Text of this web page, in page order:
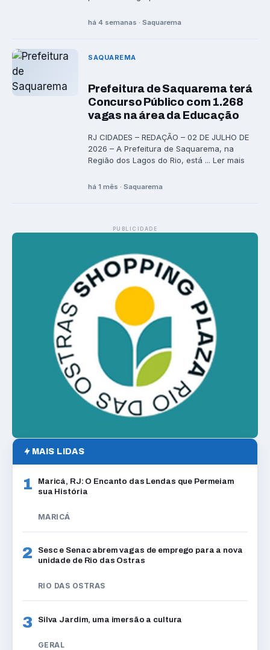
há 4 semanas · Saquarema
SAQUAREMA
Prefeitura de Saquarema terá
Concurso Público com 1.268
vagas na área da Educação
RJ CIDADES – REDAÇÃO – 02 DE JULHO DE
2026 – A Prefeitura de Saquarema, na
Região dos Lagos do Rio, está ... Ler mais
há 1 mês · Saquarema
PUBLICIDADE
MAIS LIDAS
1
Maricá, RJ: O Encanto das Lendas que Permeiam
sua História
MARICÁ
2
Sesc e Senac abrem vagas de emprego para a nova
unidade de Rio das Ostras
RIO DAS OSTRAS
3 Silva Jardim, uma imersão a cultura
GERAL